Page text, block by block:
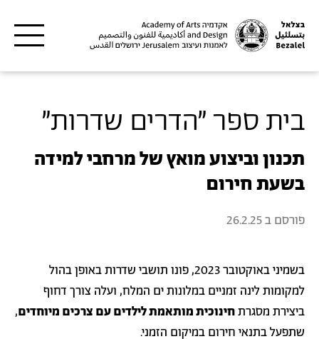
בית ספר "הדרים שדרות"
תכנון וביצוע מואץ של מרחבי למידה
בשעת חירום
פורסם ב26.2.25
בשמיני באוקטובר 2023, פונו תושבי שדרות באופן בהול
למקומות לינה זמניים במלונות ים המלח, ועלה צורך דחוף
ביצירת מסגרתחינוכית מותאמת לילדים עם צרכים מיוחדים,
שתפעל בתנאי חירום במיקום הזמני.